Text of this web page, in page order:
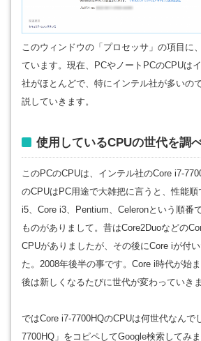
このウィンドウの「プロセッサ」の項目に
ています。現在、PCやノートPCのCPUは
社がほとんどで、特にインテル社が多いの
説していきます。
使用しているCPUの世代を調
このPCのCPUは、インテル社のCore i7-
のCPUはPC用途で大雑把に言うと、性能順
i5、Core i3、Pentium、Celeronという順番
ものがありまして。昔はCore2Duoなどの
CPUがありましたが、その後にCore iが付
た。2008年後半の事です。Core i時代が始
後は新しくなるたびに世代が変わっていきま
ではCore i7-7700HQのCPUは何世代なんで
7700HQ」をコピペしてGoogle検索してみま